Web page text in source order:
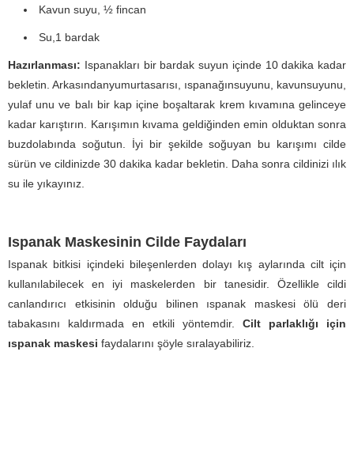
Kavun suyu, ½ fincan
Su,1 bardak
Hazırlanması: Ispanakları bir bardak suyun içinde 10 dakika kadar
bekletin. Arkasındanyumurtasarısı, ıspanağınsuyunu, kavunsuyunu,
yulaf unu ve balı bir kap içine boşaltarak krem kıvamına gelinceye
kadar karıştırın. Karışımın kıvama geldiğinden emin olduktan sonra
buzdolabında soğutun. İyi bir şekilde soğuyan bu karışımı cilde
sürün ve cildinizde 30 dakika kadar bekletin. Daha sonra cildinizi ılık
su ile yıkayınız.
Ispanak Maskesinin Cilde Faydaları
Ispanak bitkisi içindeki bileşenlerden dolayı kış aylarında cilt için
kullanılabilecek en iyi maskelerden bir tanesidir. Özellikle cildi
canlandırıcı etkisinin olduğu bilinen ıspanak maskesi ölü deri
tabakasını kaldırmada en etkili yöntemdir. Cilt parlaklığı için
ıspanak maskesi faydalarını şöyle sıralayabiliriz.